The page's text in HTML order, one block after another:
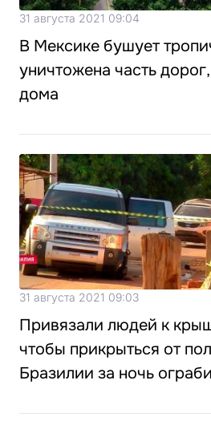
31 августа 2021 09:04
В Мексике бушует
уничтожена часть
дома
31 августа 2021 09:03
Привязали людей к
чтобы прикрыться от
Бразилии за ночь